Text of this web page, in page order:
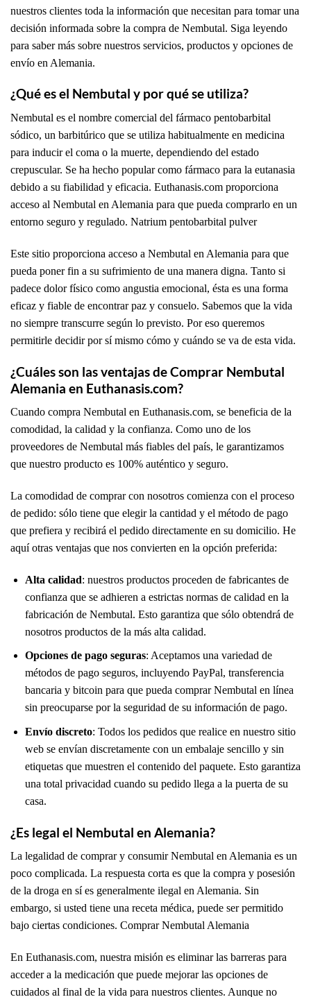
nuestros clientes toda la información que necesitan para tomar una
decisión informada sobre la compra de Nembutal. Siga leyendo
para saber más sobre nuestros servicios, productos y opciones de
envío en Alemania.
¿Qué es el Nembutal y por qué se utiliza?
Nembutal es el nombre comercial del fármaco pentobarbital
sódico, un barbitúrico que se utiliza habitualmente en medicina
para inducir el coma o la muerte, dependiendo del estado
crepuscular. Se ha hecho popular como fármaco para la eutanasia
debido a su fiabilidad y eficacia. Euthanasis.com proporciona
acceso al Nembutal en Alemania para que pueda comprarlo en un
entorno seguro y regulado. Natrium pentobarbital pulver
Este sitio proporciona acceso a Nembutal en Alemania para que
pueda poner fin a su sufrimiento de una manera digna. Tanto si
padece dolor físico como angustia emocional, ésta es una forma
eficaz y fiable de encontrar paz y consuelo. Sabemos que la vida
no siempre transcurre según lo previsto. Por eso queremos
permitirle decidir por sí mismo cómo y cuándo se va de esta vida.
¿Cuáles son las ventajas de Comprar Nembutal
Alemania en Euthanasis.com?
Cuando compra Nembutal en Euthanasis.com, se beneficia de la
comodidad, la calidad y la confianza. Como uno de los
proveedores de Nembutal más fiables del país, le garantizamos
que nuestro producto es 100% auténtico y seguro.
La comodidad de comprar con nosotros comienza con el proceso
de pedido: sólo tiene que elegir la cantidad y el método de pago
que prefiera y recibirá el pedido directamente en su domicilio. He
aquí otras ventajas que nos convierten en la opción preferida:
Alta calidad: nuestros productos proceden de fabricantes de
confianza que se adhieren a estrictas normas de calidad en la
fabricación de Nembutal. Esto garantiza que sólo obtendrá de
nosotros productos de la más alta calidad.
Opciones de pago seguras: Aceptamos una variedad de
métodos de pago seguros, incluyendo PayPal, transferencia
bancaria y bitcoin para que pueda comprar Nembutal en línea
sin preocuparse por la seguridad de su información de pago.
Envío discreto: Todos los pedidos que realice en nuestro sitio
web se envían discretamente con un embalaje sencillo y sin
etiquetas que muestren el contenido del paquete. Esto garantiza
una total privacidad cuando su pedido llega a la puerta de su
casa.
¿Es legal el Nembutal en Alemania?
La legalidad de comprar y consumir Nembutal en Alemania es un
poco complicada. La respuesta corta es que la compra y posesión
de la droga en sí es generalmente ilegal en Alemania. Sin
embargo, si usted tiene una receta médica, puede ser permitido
bajo ciertas condiciones. Comprar Nembutal Alemania
En Euthanasis.com, nuestra misión es eliminar las barreras para
acceder a la medicación que puede mejorar las opciones de
cuidados al final de la vida para nuestros clientes. Aunque no